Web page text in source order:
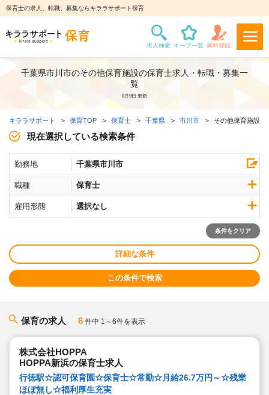
保育士の求人、転職、募集ならキララサポート保育
千葉県市川市のその他保育施設の保育士求人・転職・募集一
覧
8月9日 更新
キララサポート 保育TOP 保育士 千葉県 市川市 その他保育施設求
現在選択している検索条件
勤務地 千葉県市川市
職種 保育士
雇用形態 選択なし
条件をクリア
詳細な条件
この条件で検索
保育の求人 6 件中 1～6件を表示
株式会社HOPPA
HOPPA新浜の保育士求人
行徳駅☆認可保育園☆保育士☆常勤☆月給26.7万円～☆残業
ほぼ無し☆福利厚生充実